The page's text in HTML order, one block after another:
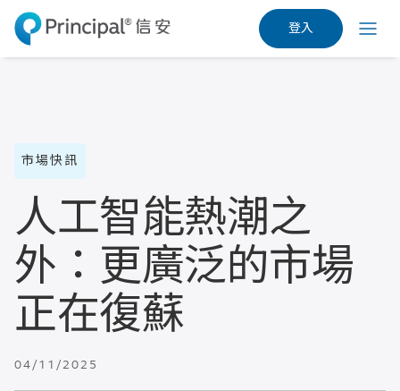
Skip
to
main
登入
市場快訊
人工智能熱潮之
外：更廣泛的市場
正在復蘇
04/11/2025